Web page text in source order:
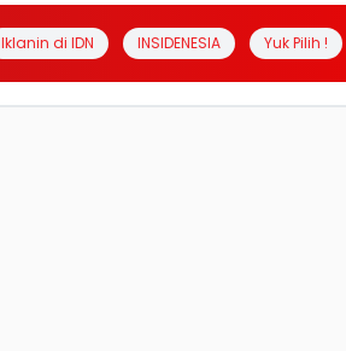
Iklanin di IDN INSIDENESIA Yuk Pilih !